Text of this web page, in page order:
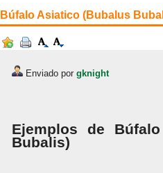
Búfalo Asiatico (Bubalus
Enviado por gknight
Ejemplos de
Bubalis)